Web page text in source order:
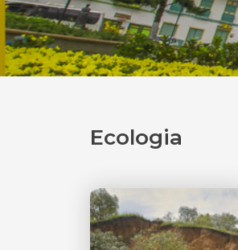
Ecologia